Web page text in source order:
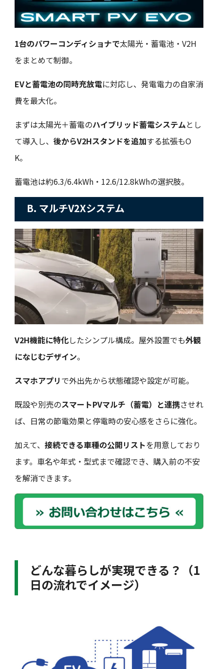
1台のパワーコンディショナで太陽光・蓄電池・V2H
をまとめて制御。
EVと蓄電池の同時充放電に対応し、発電電力の自家消
費を最大化。
まずは太陽光＋蓄電のハイブリッド蓄電システムとし
て導入し、 後からV2Hスタンドを追加する拡張もO
K。
蓄電池は約6.3/6.4kWh・12.6/12.8kWhの選択肢。
B. マルチV2Xシステム
V2H機能に特化したシンプル構成。屋外設置でも外観
になじむデザイン。
スマホアプリで外出先から状態確認や設定が可能。
既設や別売のスマートPVマルチ（蓄電）と連携させれ
ば、日常の節電効果と停電時の安心感をさらに強化。
加えて、 接続できる車種の公開リストを用意しており
ます。車名や年式・型式まで確認でき、購入前の不安
を解消できます。
どんな暮らしが実現できる？（1
日の流れでイメージ）